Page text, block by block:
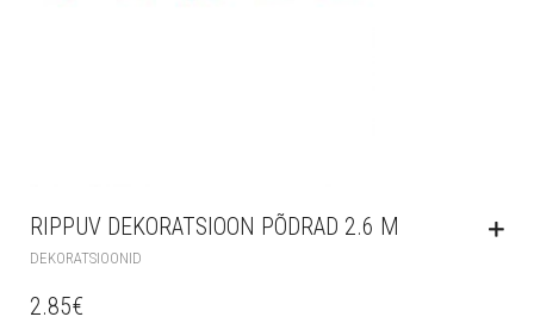
RIPPUV DEKORATSIOON PÕDRAD 2.6 M
DEKORATSIOONID
2.85€